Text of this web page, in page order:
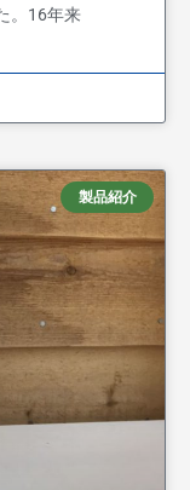
。16年来
製品紹介